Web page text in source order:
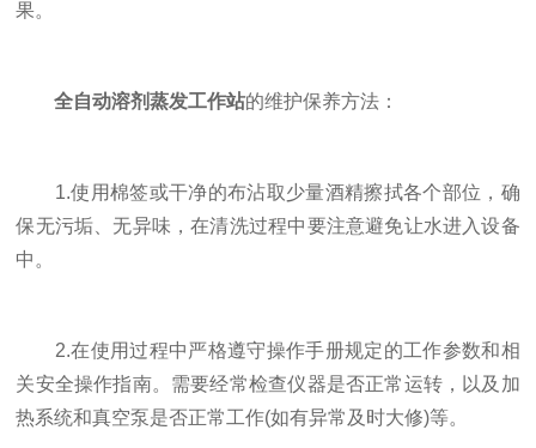
果。
全自动溶剂蒸发工作站的维护保养方法：
1.使用棉签或干净的布沾取少量酒精擦拭各个部位，确
保无污垢、无异味，在清洗过程中要注意避免让水进入设备
中。
2.在使用过程中严格遵守操作手册规定的工作参数和相
关安全操作指南。需要经常检查仪器是否正常运转，以及加
热系统和真空泵是否正常工作(如有异常及时大修)等。